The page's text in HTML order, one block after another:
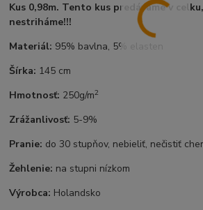
Kus 0,98m. Tento kus predávame v
nestriháme!!!
Materiál: 95% bavlna, 5% elasten
Šírka: 145 cm
Hmotnosť: 250g/m2
Zrážanlivosť: 5-9%
Pranie: do 30 stupňov, nebieliť, nečistiť
Žehlenie: na stupni nízkom
Výrobca: Holandsko